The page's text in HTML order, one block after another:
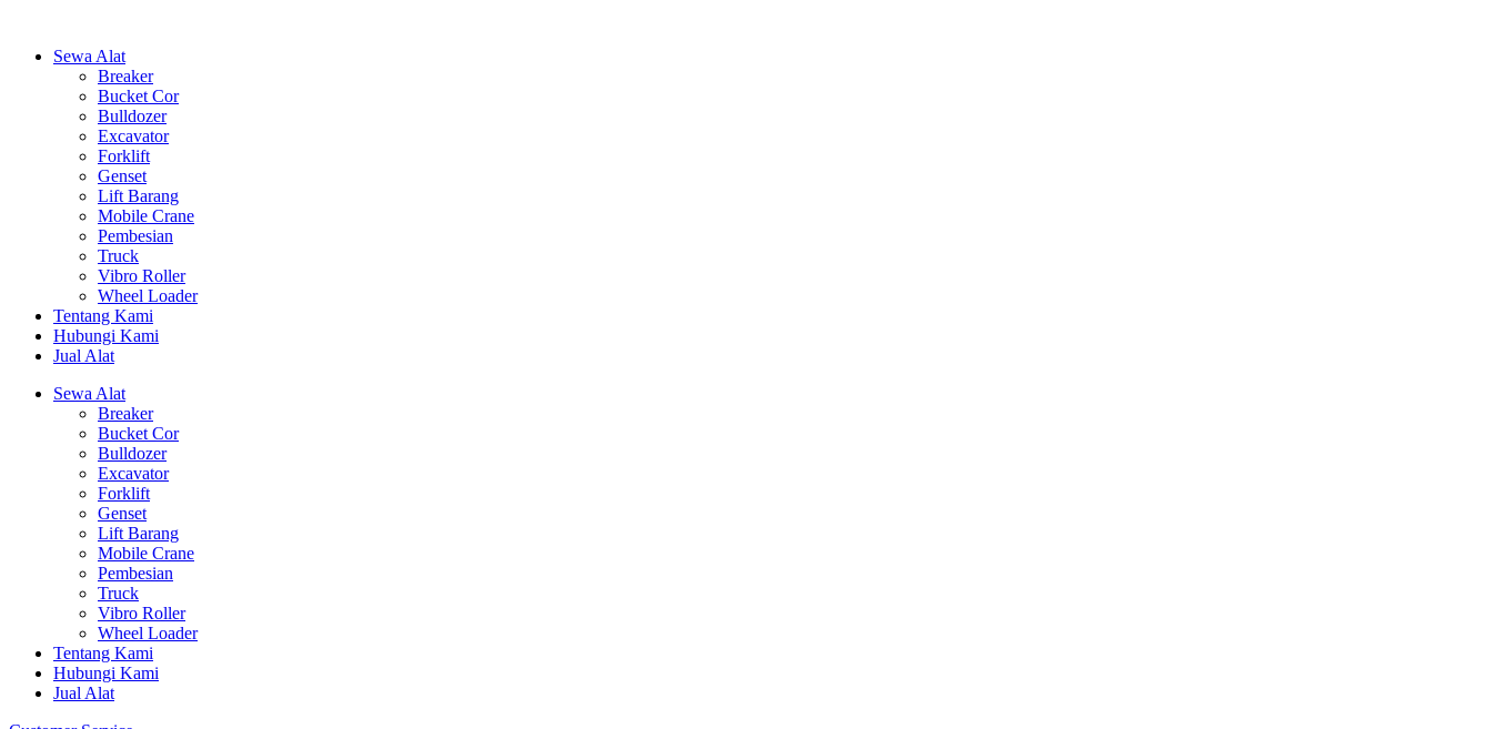
Sewa Alat
Breaker
Bucket Cor
Bulldozer
Excavator
Forklift
Genset
Lift Barang
Mobile Crane
Pembesian
Truck
Vibro Roller
Wheel Loader
Tentang Kami
Hubungi Kami
Jual Alat
Sewa Alat
Breaker
Bucket Cor
Bulldozer
Excavator
Forklift
Genset
Lift Barang
Mobile Crane
Pembesian
Truck
Vibro Roller
Wheel Loader
Tentang Kami
Hubungi Kami
Jual Alat